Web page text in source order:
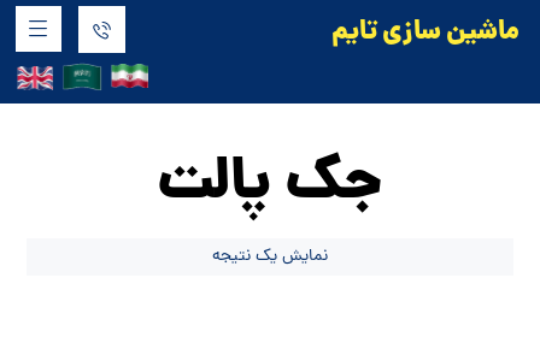
ماشین سازی تایم
جک پالت
جک پالت
نمایش یک نتیجه